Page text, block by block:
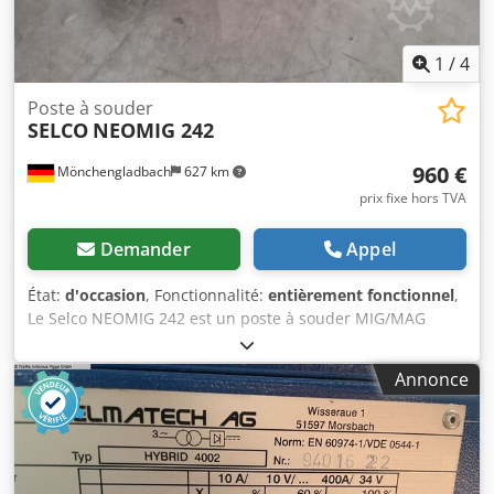
1 /4
Mönchengladbach 627 km
Poste à souder
SELCO NEOMIG 242
960 €
prix fixe hors TVA
Demander Appel
État: d'occasion, Fonctionnalité: entièrement fonctionnel,
Le Selco NEOMIG 242 est un poste à souder MIG/MAG
classique, extrêmement robuste, fabriqué par le fabricant
italien de premier plan Selco (qui a été racheté par
voestalpine Böhler Welding il y a quelques années).
Contrairement aux appareils modernes à onduleur
entièrement numériques, il s'agit d'un système à
transformateur électromécanique à paliers. Cela signifie
que, bien qu'il soit nettement plus lourd et plus
Annonce